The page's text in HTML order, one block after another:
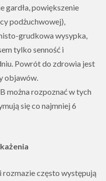
gardła, powiększenie
podżuchwowej),
grudkowa wysypka,
tylko senność i
Powrót do zdrowia jest
objawów.
można rozpoznać w tych
się co najmniej 6
często występują